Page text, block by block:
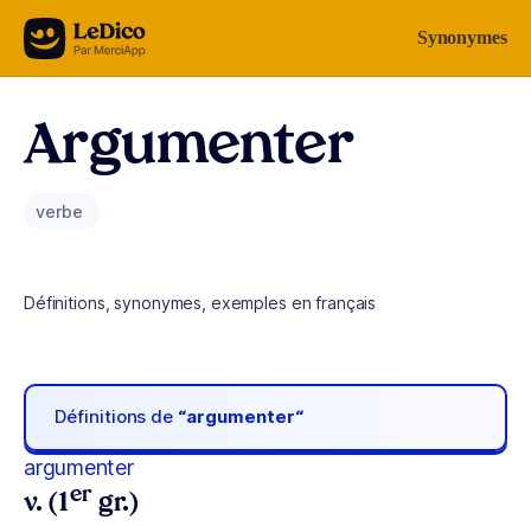
Aller au contenu Synonymes
Argumenter
verbe
Définitions, synonymes, exemples en français
Définitions de “argumenter“
argumenter
v. (1er gr.)